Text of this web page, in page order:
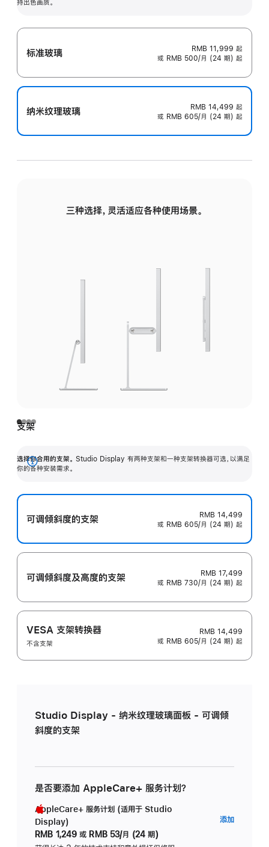
持出色画质。
开
标准玻璃 RMB 11,999 起
或 RMB 500/月 (24 期) 起
纳米纹理玻璃 RMB 14,499 起
或 RMB 605/月 (24 期) 起
三种选择，灵活适应各种使用场景。
支架
选择你合用的支架。 Studio Display 有两种支架和一种支架转换器可选，以满足
你的各种安装需求。
展
可调倾斜度的支架
RMB 14,499
或 RMB 605/月 (24 期) 起
可调倾斜度及高‍度的支‍架
RMB 17,499
或 RMB 730/月 (24 期) 起
VESA 支架转换器
不含支架
RMB 14,499
或 RMB 605/月 (24 期) 起
Studio Display - 纳米纹理玻璃面板 - 可调倾
斜度的支架
是否要添加 AppleCare+ 服务计划？
AppleCare+ 服务计划 (适用于 Studio
Display)
RMB 1,249 或 RMB 53/月 (24 期)
添加